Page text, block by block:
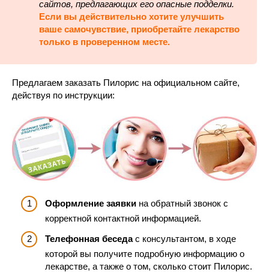
сайтов, предлагающих его опасные подделки.
Если вы действительно хотите улучшить
ваше самочувствие, приобретайте лекарство
только в проверенном месте.
Предлагаем заказать Пилорис на официальном сайте,
действуя по инструкции:
Оформление заявки на обратный звонок с
корректной контактной информацией.
Телефонная беседас консультантом, в ходе
которой вы получите подробную информацию о
лекарстве, а также о том, сколько стоит Пилорис.